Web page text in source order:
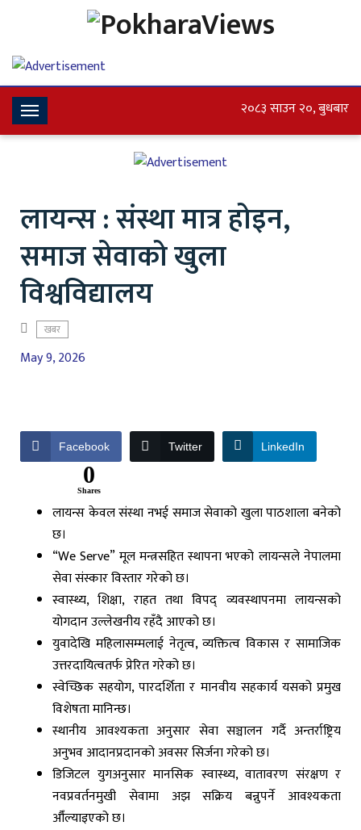
Toggle
Navigation
२०८३ साउन २०, बुधबार
लायन्स : संस्था मात्र होइन,
समाज सेवाको खुला
विश्वविद्यालय
खबर
May 9, 2026
Facebook Twitter LinkedIn
0
Shares
लायन्स केवल संस्था नभई समाज सेवाको खुला पाठशाला बनेको
छ।
“We Serve” मूल मन्त्रसहित स्थापना भएको लायन्सले नेपालमा
सेवा संस्कार विस्तार गरेको छ।
स्वास्थ्य, शिक्षा, राहत तथा विपद् व्यवस्थापनमा लायन्सको
योगदान उल्लेखनीय रहँदै आएको छ।
युवादेखि महिलासम्मलाई नेतृत्व, व्यक्तित्व विकास र सामाजिक
उत्तरदायित्वतर्फ प्रेरित गरेको छ।
स्वेच्छिक सहयोग, पारदर्शिता र मानवीय सहकार्य यसको प्रमुख
विशेषता मानिन्छ।
स्थानीय आवश्यकता अनुसार सेवा सञ्चालन गर्दै अन्तर्राष्ट्रिय
अनुभव आदानप्रदानको अवसर सिर्जना गरेको छ।
डिजिटल युगअनुसार मानसिक स्वास्थ्य, वातावरण संरक्षण र
नवप्रवर्तनमुखी सेवामा अझ सक्रिय बन्नुपर्ने आवश्यकता
औँल्याइएको छ।